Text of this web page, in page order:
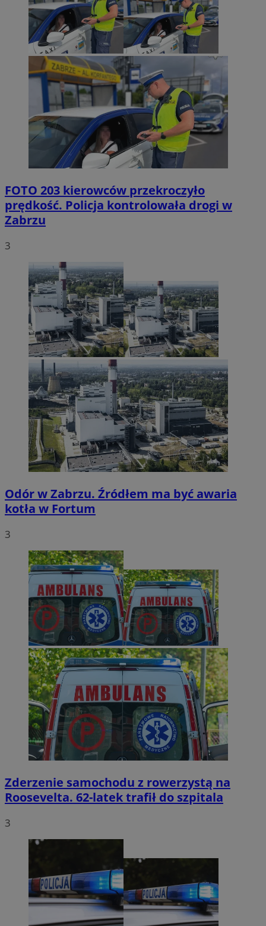
FOTO 203 kierowców przekroczyło
prędkość. Policja kontrolowała drogi w
Zabrzu
3
Odór w Zabrzu. Źródłem ma być awaria
kotła w Fortum
3
Zderzenie samochodu z rowerzystą na
Roosevelta. 62-latek trafił do szpitala
3